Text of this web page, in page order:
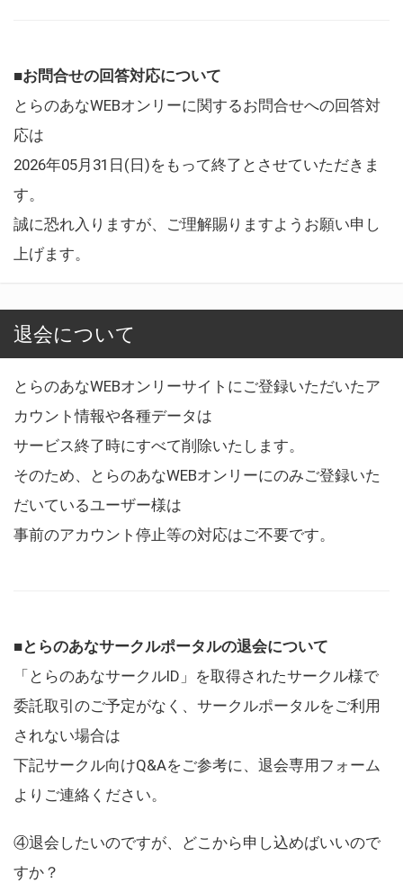
■お問合せの回答対応について
とらのあなWEBオンリーに関するお問合せへの回答対
応は
2026年05月31日(日)をもって終了とさせていただきま
す。
誠に恐れ入りますが、ご理解賜りますようお願い申し
上げます。
退会について
とらのあなWEBオンリーサイトにご登録いただいたア
カウント情報や各種データは
サービス終了時にすべて削除いたします。
そのため、とらのあなWEBオンリーにのみご登録いた
だいているユーザー様は
事前のアカウント停止等の対応はご不要です。
■とらのあなサークルポータルの退会について
「とらのあなサークルID」を取得されたサークル様で
委託取引のご予定がなく、サークルポータルをご利用
されない場合は
下記サークル向けQ&Aをご参考に、退会専用フォーム
よりご連絡ください。
④退会したいのですが、どこから申し込めばいいので
すか？